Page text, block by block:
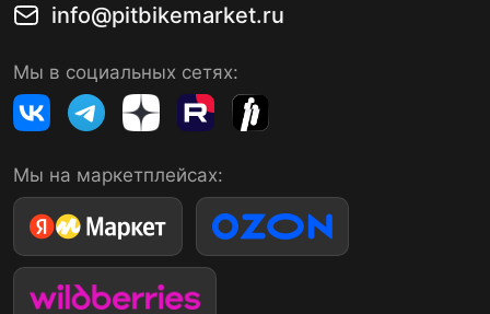
info@pitbikemarket.ru
Мы в социальных сетях:
Мы на маркетплейсах: